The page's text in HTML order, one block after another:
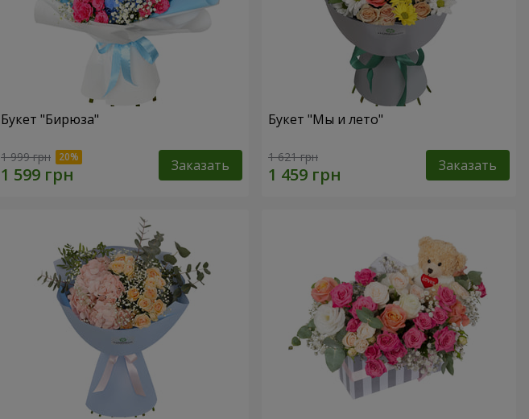
Букет "Бирюза"
1 999 грн Заказать
Букет "Мы и лето"
1 621 грн Заказать